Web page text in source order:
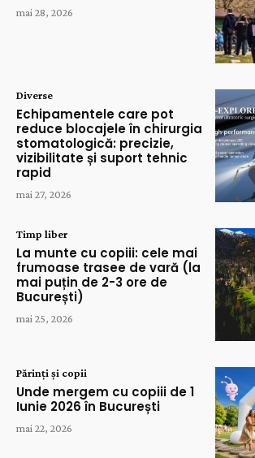
mai 28, 2026
Diverse
Echipamentele care pot
reduce blocajele în chirurgia
stomatologică: precizie,
vizibilitate și suport tehnic
rapid
mai 27, 2026
Timp liber
La munte cu copiii: cele mai
frumoase trasee de vară (la
mai puțin de 2-3 ore de
București)
mai 25, 2026
Părinți și copii
Unde mergem cu copiii de 1
Iunie 2026 în București
mai 22, 2026